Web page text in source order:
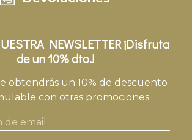
NEWSLETTER ¡Disfruta
de un 10% dto.!
obtendrás un 10% de descuento
con otras promociones